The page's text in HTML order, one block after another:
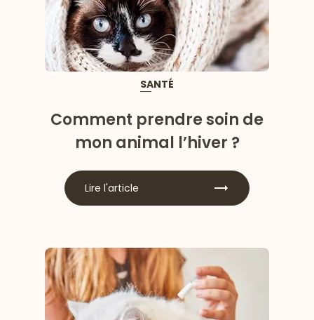
SANTÉ
Comment prendre soin de
mon animal l’hiver ?
Lire l'article